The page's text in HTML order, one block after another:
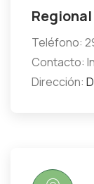
Teléfono:
Contacto:
Dirección: